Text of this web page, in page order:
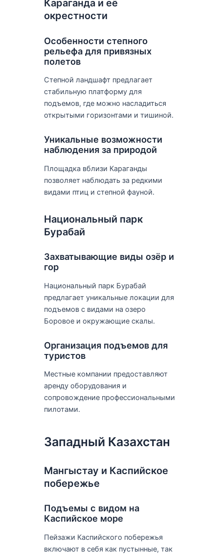
Караганда и её
окрестности
Особенности степного
рельефа для привязных
полетов
Степной ландшафт предлагает
стабильную платформу для
подъемов, где можно насладиться
открытыми горизонтами и тишиной.
Уникальные возможности
наблюдения за природой
Площадка вблизи Караганды
позволяет наблюдать за редкими
видами птиц и степной фауной.
Национальный парк
Бурабай
Захватывающие виды озёр и
гор
Национальный парк Бурабай
предлагает уникальные локации для
подъемов с видами на озеро
Боровое и окружающие скалы.
Организация подъемов для
туристов
Местные компании предоставляют
аренду оборудования и
сопровождение профессиональными
пилотами.
Западный Казахстан
Мангыстау и Каспийское
побережье
Подъемы с видом на
Каспийское море
Пейзажи Каспийского побережья
включают в себя как пустынные, так